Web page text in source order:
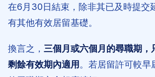
在6月30日結束，除非其已及時提交
有其他有效居留基礎。
換言之， 三個月或六個月的尋職期，
剩餘有效期內適用 。若居留許可較早